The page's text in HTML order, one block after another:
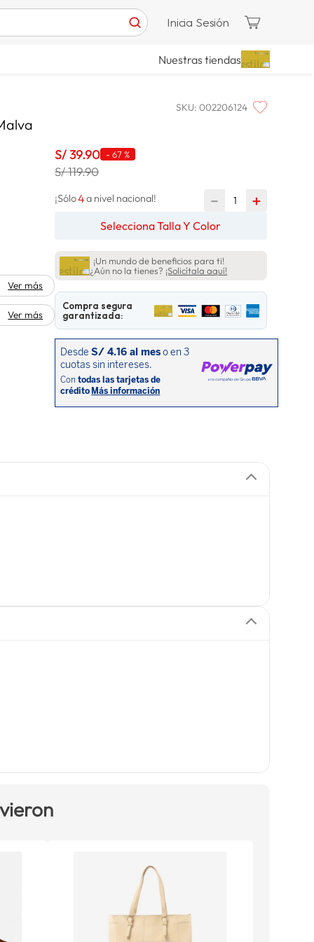
Inicia Sesión
Nuestras tiendas
SKU: 002206124
Ver más
Ver más
S/39.90 -67 %
S/ 119.90
¡Sólo4a nivel nacional! ＋
－
Selecciona Talla Y Color
¡Un mundo de beneficios para ti!
¿Aún no la tienes? ¡Solicítala aquí!
Compra segura
garantizada: